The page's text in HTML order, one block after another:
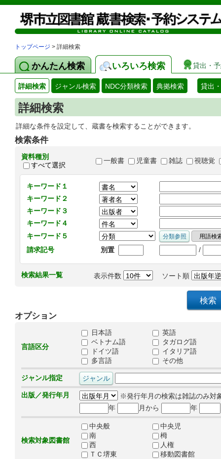
トップページ > 詳細検索
かんたん検索 いろいろ検索 貸出・
詳細検索 ジャンル検索 NDC分類検索 典拠検索 貸出
詳細検索
詳細な条件を設定して、蔵書を検索することができます。
検索条件
資料種別
すべて選択
一般書 児童書 雑誌 視聴覚
キーワード１
キーワード２
キーワード３
キーワード４
キーワード５
請求記号
別置 /
検索結果一覧 表示件数 ソート順
オプション
言語区分
日本語
英語
ベトナム語
タガログ語
ドイツ語
イタリア語
多言語
その他
ジャンル指定
出版／発行年月
※発行年月の検索は雑誌のみ対
年
月から 年
検索対象図書館
中央般
中央児
南
栂
西
人権
ＴＣ堺東
移動図書館